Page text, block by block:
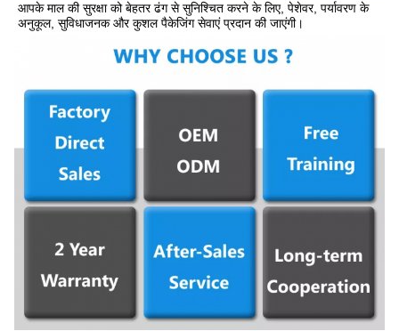
आपके माल की सुरक्षा को बेहतर ढंग से सुनिश्चित करने के लिए, पेशेवर, पर्यावरण के
अनुकूल, सुविधाजनक और कुशल पैकेजिंग सेवाएं प्रदान की जाएंगी।